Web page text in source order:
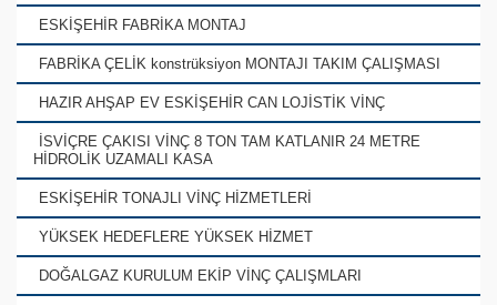
ESKİŞEHİR FABRİKA MONTAJ
FABRİKA ÇELİK konstrüksiyon MONTAJI TAKIM ÇALIŞMASI
HAZIR AHŞAP EV ESKİŞEHİR CAN LOJİSTİK VİNÇ
İSVİÇRE ÇAKISI VİNÇ 8 TON TAM KATLANIR 24 METRE
HİDROLİK UZAMALI KASA
ESKİŞEHİR TONAJLI VİNÇ HİZMETLERİ
YÜKSEK HEDEFLERE YÜKSEK HİZMET
DOĞALGAZ KURULUM EKİP VİNÇ ÇALIŞMLARI